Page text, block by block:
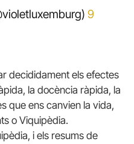
9
decididament els efectes
la docència ràpida, la
que ens canvien la vida,
o Viquipèdia.
i els resums de